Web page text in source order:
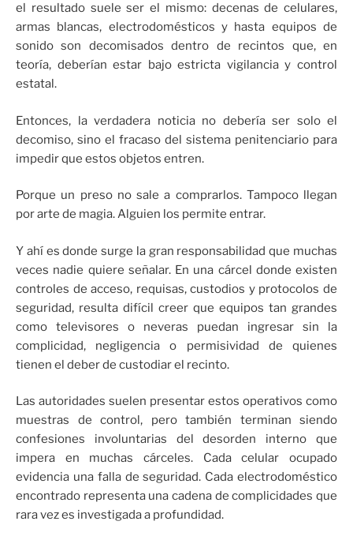
el resultado suele ser el mismo: decenas de celulares,
armas blancas, electrodomésticos y hasta equipos de
sonido son decomisados dentro de recintos que, en
teoría, deberían estar bajo estricta vigilancia y control
estatal.
Entonces, la verdadera noticia no debería ser solo el
decomiso, sino el fracaso del sistema penitenciario para
impedir que estos objetos entren.
Porque un preso no sale a comprarlos. Tampoco llegan
por arte de magia. Alguien los permite entrar.
Y ahí es donde surge la gran responsabilidad que muchas
veces nadie quiere señalar. En una cárcel donde existen
controles de acceso, requisas, custodios y protocolos de
seguridad, resulta difícil creer que equipos tan grandes
como televisores o neveras puedan ingresar sin la
complicidad, negligencia o permisividad de quienes
tienen el deber de custodiar el recinto.
Las autoridades suelen presentar estos operativos como
muestras de control, pero también terminan siendo
confesiones involuntarias del desorden interno que
impera en muchas cárceles. Cada celular ocupado
evidencia una falla de seguridad. Cada electrodoméstico
encontrado representa una cadena de complicidades que
rara vez es investigada a profundidad.